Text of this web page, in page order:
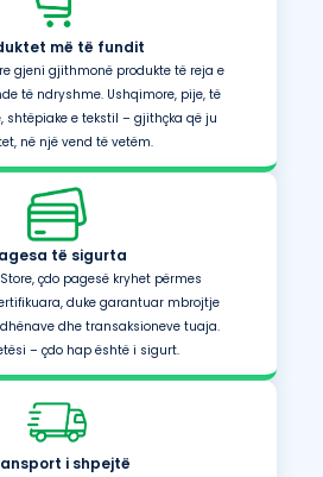
më të fundit
gjeni gjithmonë produkte të reja e
të ndryshme. Ushqimore, pije, të
shtëpiake e tekstil – gjithçka që ju
në një vend të vetëm.
të sigurta
çdo pagesë kryhet përmes
duke garantuar mbrojtje
dhe transaksioneve tuaja.
– çdo hap është i sigurt.
i shpejtë